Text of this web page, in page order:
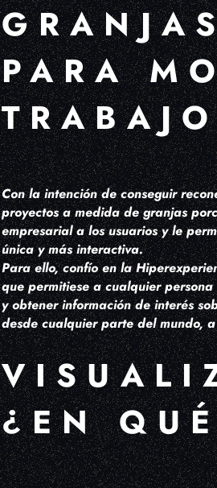
PARA
Con la intención de conseguir
proyectos a medida de granjas
empresarial a los usuarios y le
única y más interactiva.
Para ello, confío en la
que permitiese a cualquier
y obtener información de interés
desde cualquier parte del mundo,
¿EN